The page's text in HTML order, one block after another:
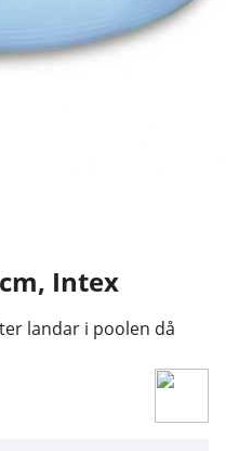
, Intex
landar i poolen då